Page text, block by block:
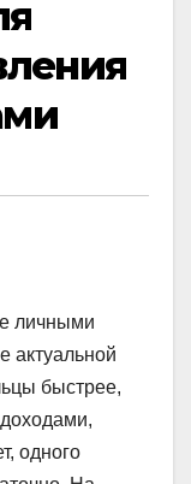
личными
актуальной
быстрее,
одного